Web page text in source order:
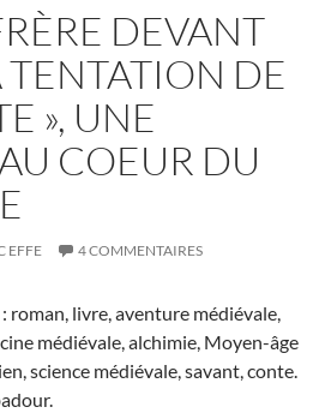
DEVANT
DE
», UNE
COEUR DU
EFFE 4 COMMENTAIRES
: roman, livre, aventure médiévale,
médiévale, alchimie, Moyen-âge
science médiévale, savant, conte.